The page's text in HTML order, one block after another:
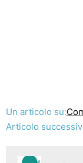
Un articolo su:
Articolo